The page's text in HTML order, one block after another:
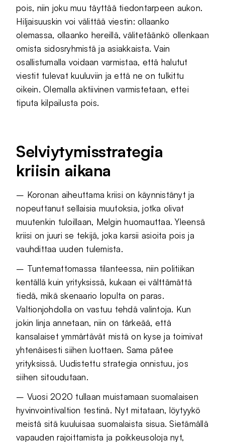
pois, niin joku muu täyttää tiedontarpeen aukon.
Hiljaisuuskin voi välittää viestin: ollaanko
olemassa, ollaanko hereillä, välitetäänkö ollenkaan
omista sidosryhmistä ja asiakkaista. Vain
osallistumalla voidaan varmistaa, että halutut
viestit tulevat kuuluviin ja että ne on tulkittu
oikein. Olemalla aktiivinen varmistetaan, ettei
tiputa kilpailusta pois.
Selviytymisstrategia
kriisin aikana
– Koronan aiheuttama kriisi on käynnistänyt ja
nopeuttanut sellaisia muutoksia, jotka olivat
muutenkin tuloillaan, Melgin huomauttaa. Yleensä
kriisi on juuri se tekijä, joka karsii asioita pois ja
vauhdittaa uuden tulemista.
– Tuntemattomassa tilanteessa, niin politiikan
kentällä kuin yrityksissä, kukaan ei välttämättä
tiedä, mikä skenaario lopulta on paras.
Valtionjohdolla on vastuu tehdä valintoja. Kun
jokin linja annetaan, niin on tärkeää, että
kansalaiset ymmärtävät mistä on kyse ja toimivat
yhtenäisesti siihen luottaen. Sama pätee
yrityksissä. Uudistettu strategia onnistuu, jos
siihen sitoudutaan.
– Vuosi 2020 tullaan muistamaan suomalaisen
hyvinvointivaltion testinä. Nyt mitataan, löytyykö
meistä sitä kuuluisaa suomalaista sisua. Sietämällä
vapauden rajoittamista ja poikkeusoloja nyt,